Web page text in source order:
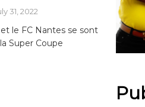
31, 2022
le FC Nantes se sont
Super Coupe